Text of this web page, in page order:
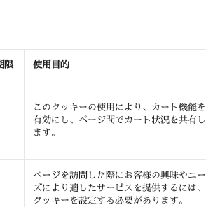
限 使用目的
このクッキーの使用により、カート機能を
有効にし、ページ間でカート状況を共有し
ます。
ページを訪問した際にお客様の興味やニー
ズにより適したサービスを提供するには、
クッキーを設定する必要があります。